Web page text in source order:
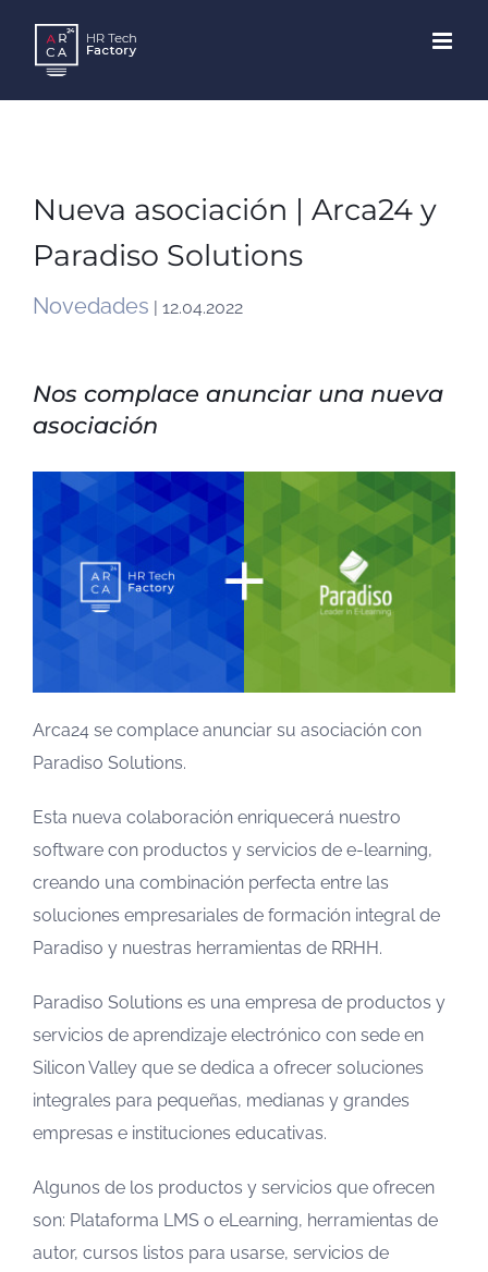
content
Nueva asociación | Arca24 y
Paradiso Solutions
Novedades | 12.04.2022
Nos complace anunciar una nueva
asociación
Arca24 se complace anunciar su asociación con
Paradiso Solutions.
Esta nueva colaboración enriquecerá nuestro
software con productos y servicios de e-learning,
creando una combinación perfecta entre las
soluciones empresariales de formación integral de
Paradiso y nuestras herramientas de RRHH.
Paradiso Solutions es una empresa de productos y
servicios de aprendizaje electrónico con sede en
Silicon Valley que se dedica a ofrecer soluciones
integrales para pequeñas, medianas y grandes
empresas e instituciones educativas.
Algunos de los productos y servicios que ofrecen
son: Plataforma LMS o eLearning, herramientas de
autor, cursos listos para usarse, servicios de